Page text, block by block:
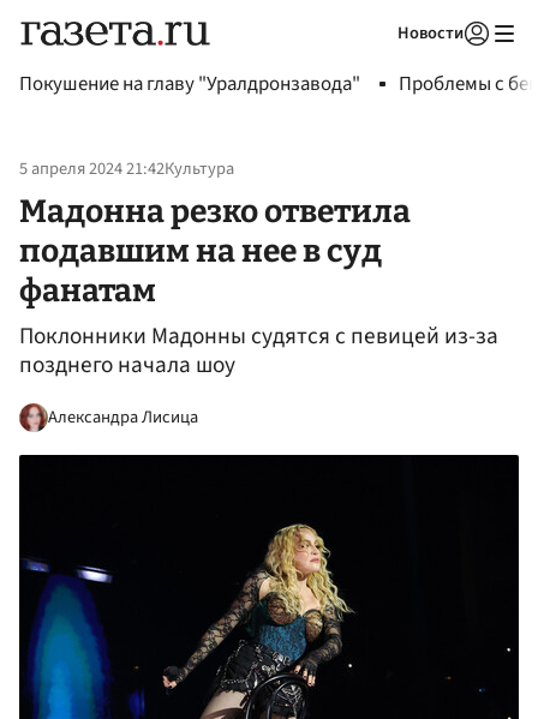
Новости
Покушение на главу "Уралдронзавода" Проблемы с
5 апреля 2024 21:42Культура
Мадонна резко ответила
подавшим на нее в суд
фанатам
Поклонники Мадонны судятся с певицей из-за
позднего начала шоу
Александра Лисица